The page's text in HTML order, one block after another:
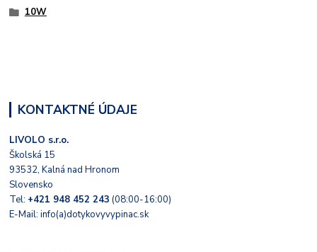
10W
KONTAKTNÉ ÚDAJE
LIVOLO s.r.o.
Školská 15
93532, Kalná nad Hronom
Slovensko
Tel: +421 948 452 243 (08:00-16:00)
E-Mail: info(a)dotykovyvypinac.sk